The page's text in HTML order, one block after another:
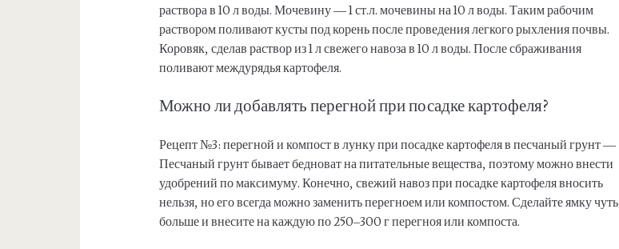
раствора в 10 л воды. Мочевину — 1 ст.л. мочевины на 10 л воды. Таким рабочим
раствором поливают кусты под корень после проведения легкого рыхления почвы.
Коровяк, сделав раствор из 1 л свежего навоза в 10 л воды. После сбраживания
поливают междурядья картофеля.
Можно ли добавлять перегной при посадке картофеля?
Рецепт №3: перегной и компост в лунку при посадке картофеля в песчаный грунт —
Песчаный грунт бывает бедноват на питательные вещества, поэтому можно внести
удобрений по максимуму. Конечно, свежий навоз при посадке картофеля вносить
нельзя, но его всегда можно заменить перегноем или компостом. Сделайте ямку чуть
больше и внесите на каждую по 250–300 г перегноя или компоста.